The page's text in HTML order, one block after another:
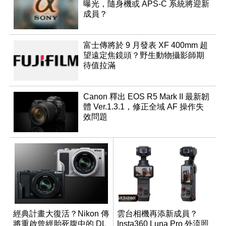
曝光，隨身機或 APS-C 系統將迎新
成員？
富士傳將於 9 月發表 XF 400mm 超
望遠定焦鏡頭？野生動物攝影師期
待值拉滿
Canon 釋出 EOS R5 Mark II 最新韌
體 Ver.1.3.1，修正全域 AF 操作失
效問題
經典計畫大復活？Nikon 傳
將重啟曾經胎死腹中的 DL
雲台相機再添新成員？
Insta360 Luna Pro 外流照